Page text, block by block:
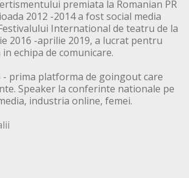
premiata la Romanian PR
2012 -2014 a fost social media
International de teatru de la
2016 -aprilie 2019, a lucrat pentru
echipa de comunicare.
prima platforma de goingout care
Speaker la conferinte nationale pe
industria online, femei.